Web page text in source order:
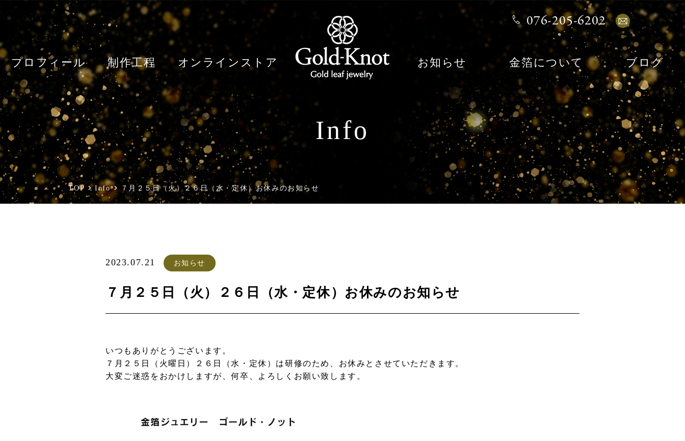
プロフィール 制作工程 オンラインストア お知らせ 金箔について ブログ
076-205-6202
Info
TOP Info ７月２５日（火）２６日（水・定休）お休みのお知らせ
2023.07.21 お知らせ
７月２５日（火）２６日（水・定休）お休みのお知らせ
いつもありがとうございます。
７月２５日（火曜日）２６日（水・定休）は研修のため、お休みとさせていただきます。
大変ご迷惑をおかけしますが、何卒、よろしくお願い致します。